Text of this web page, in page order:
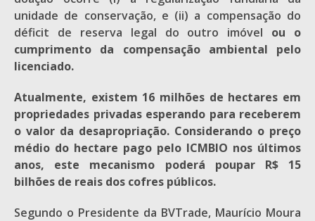
unidade de conservação, e (ii) a compensação do
déficit de reserva legal do outro imóvel ou o
cumprimento da compensação ambiental pelo
licenciado.
Atualmente, existem 16 milhões de hectares em
propriedades privadas esperando para receberem
o valor da desapropriação. Considerando o preço
médio do hectare pago pelo ICMBIO nos últimos
anos, este mecanismo poderá poupar
R$ 15
bilhões de reais dos cofres públicos.
Segundo o Presidente da BVTrade, Maurício Moura